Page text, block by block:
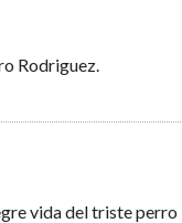
Rodriguez.
vida del triste perro